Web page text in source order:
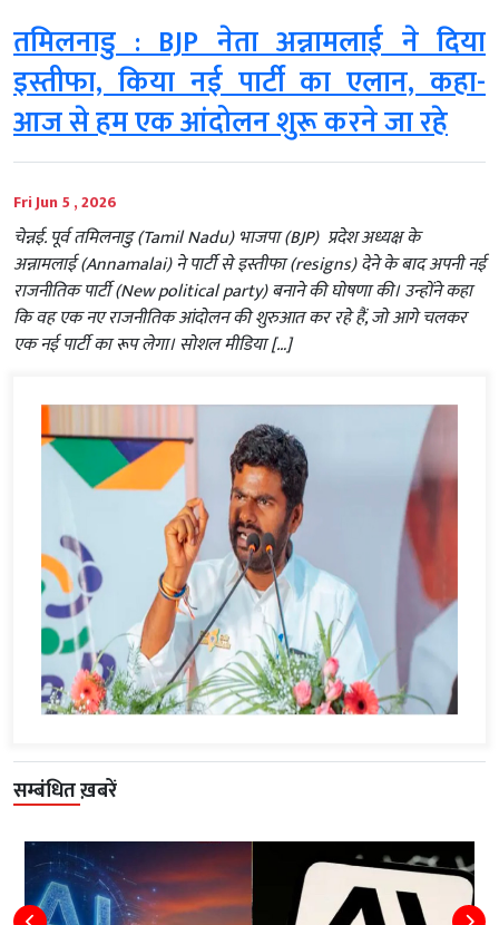
तमिलनाडु : BJP नेता अन्नामलाई ने दिया
इस्तीफा, किया नई पार्टी का एलान, कहा-
आज से हम एक आंदोलन शुरू करने जा रहे
Fri Jun 5 , 2026
चेन्नई. पूर्व तमिलनाडु (Tamil Nadu) भाजपा (BJP) प्रदेश अध्यक्ष के
अन्नामलाई (Annamalai) ने पार्टी से इस्तीफा (resigns) देने के बाद अपनी नई
राजनीतिक पार्टी (New political party) बनाने की घोषणा की। उन्होंने कहा
कि वह एक नए राजनीतिक आंदोलन की शुरुआत कर रहे हैं, जो आगे चलकर
एक नई पार्टी का रूप लेगा। सोशल मीडिया […]
सम्बंधित ख़बरें